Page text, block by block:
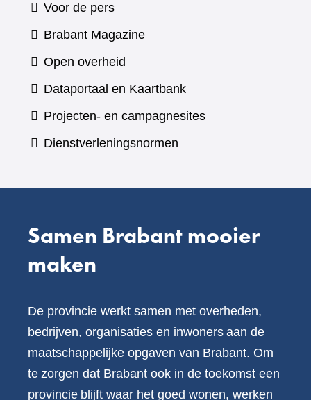
Voor de pers
Brabant Magazine(verwijst
andere
website)
Open overheid
Dataportaal en Kaartbank(verwijst
naar
Projecten- en campagnesites
Dienstverleningsnormen
Samen Brabant mooier
maken
De provincie werkt samen met overheden,
bedrijven, organisaties en inwoners aan de
maatschappelijke opgaven van Brabant. Om
te zorgen dat Brabant ook in de toekomst een
provincie blijft waar het goed wonen, werken